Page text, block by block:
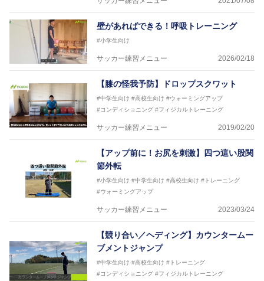
壁があればできる！呼吸トレーニング
#小学生向け
サッカー練習メニュー 2026/02/18
【膝の怪我予防】ドロップスクワット
#中学生向け #高校生向け #ウォーミングアップ
#コンディショニング #フィジカルトレーニング
サッカー練習メニュー 2019/02/20
【アップ前に！お尻を刺激】四つ這い股関
節外転
#小学生向け #中学生向け #高校生向け #トレーニング
#ウォーミングアップ
サッカー練習メニュー 2023/03/24
【競り合い／ヘディング】カウンタームー
ブメントジャンプ
#中学生向け #高校生向け #トレーニング
#コンディショニング #フィジカルトレーニング